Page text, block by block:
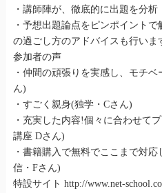
・講師陣が、徹底的に出題を分析
・予想出題論点をピンポイント
の過ごし方のアドバイスも行いま
参加者の声
・仲間の頑張りを実感し、モチ
ん)
・すごく親身(独学・Cさん)
・充実した内容!個々に合わせて
講座 Dさん)
・書籍購入で無料でここまで対
信・Fさん)
特設サイト http://www.net-